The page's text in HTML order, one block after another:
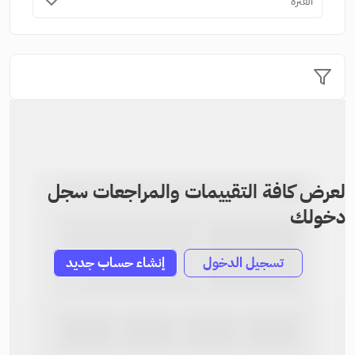
لعرض كافة التقييمات والمراجعات سجل
دخولك
تسجيل الدخول إنشاء حساب جديد